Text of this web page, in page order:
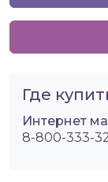
Где
Интернет
8-800-333-